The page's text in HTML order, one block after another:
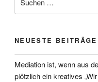
dem
starren
gegen
mich“
plötzlich
ein
nach:
NEUESTE BEITRÄGE
Mediation ist, wenn aus
plötzlich ein kreatives